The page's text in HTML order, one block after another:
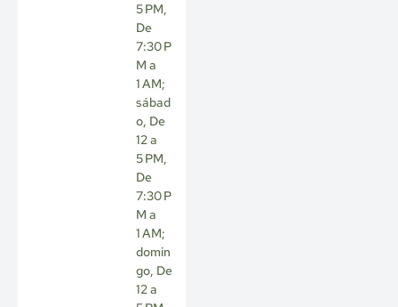
5 PM,
De
7:30 P
M a
1 AM;
sábad
o, De
12 a
5 PM,
De
7:30 P
M a
1 AM;
domin
go, De
12 a